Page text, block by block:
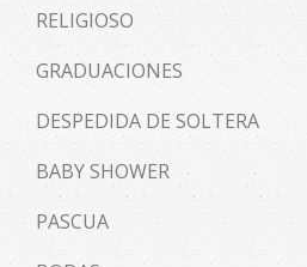
RELIGIOSO
GRADUACIONES
DESPEDIDA DE SOLTERA
BABY SHOWER
PASCUA